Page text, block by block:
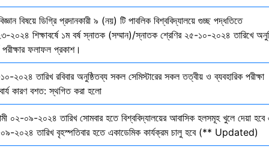
বিষয়ে ডিগ্রি প্রদানকারী ৯ (নয়) টি পাবলিক বিশ্ববিদ্যালয়ে গুচ্ছ পদ্ধতিতে
২০২৪ শিক্ষাবর্ষে ১ম বর্ষ স্নাতক (সম্মান)/স্নাতক শ্রেণির ২৫-১০-২০২৪ তারিখে
পরীক্ষার ফলাফল প্রকাশ।
২০২৪ তারিখ রবিবার অনুষ্ঠিতব্য সকল সেমিস্টারের সকল তত্বীয় ও ব্যবহারিক পরীক্ষা
কারণ বশত: স্থগিত করা হলো
০২-০৯-২০২৪ তারিখ সোমবার হতে বিশ্ববিদ্যালয়ের আবাসিক হলসমূহ খুলে দেয়া হবে
২০২৪ তারিখ বৃহস্পতিবার হতে একাডেমিক কার্যক্রম চালু হবে (** Updated)